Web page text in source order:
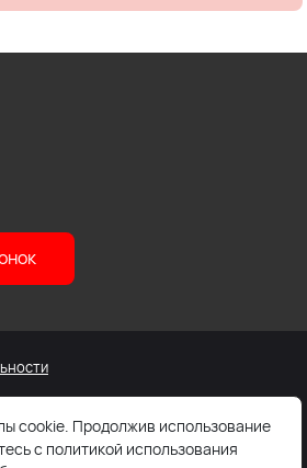
Не является публичной офертой.
cookie. Продолжив использование
с политикой использования